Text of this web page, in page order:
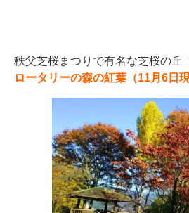
秩父芝桜まつりで有名な芝桜の丘
ロータリーの森の紅葉（11月6日現